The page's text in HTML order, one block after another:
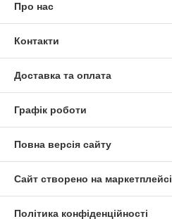
Про нас
Контакти
Доставка та оплата
Графік роботи
Повна версія сайту
Сайт створено на маркетплейсі
Політика конфіденційності